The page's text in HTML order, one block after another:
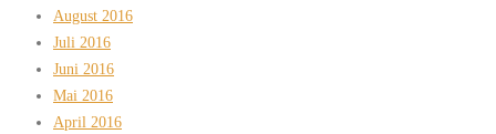
August 2016
Juli 2016
Juni 2016
Mai 2016
April 2016